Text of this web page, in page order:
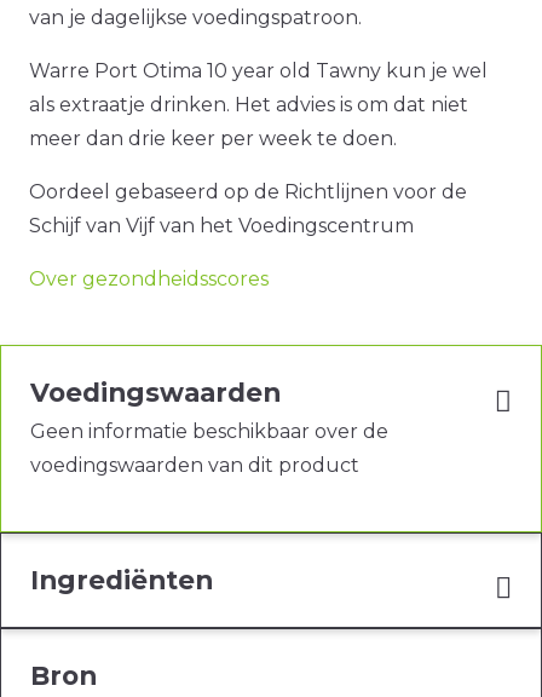
van je dagelijkse voedingspatroon.
Warre Port Otima 10 year old Tawny kun je wel
als extraatje drinken. Het advies is om dat niet
meer dan drie keer per week te doen.
Oordeel gebaseerd op de Richtlijnen voor de
Schijf van Vijf van het Voedingscentrum
Over gezondheidsscores
Voedingswaarden
Geen informatie beschikbaar over de
voedingswaarden van dit product
Ingrediënten
Bron